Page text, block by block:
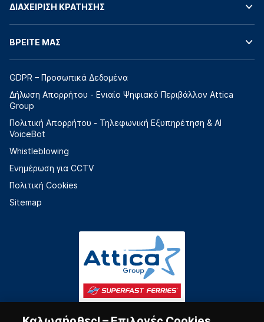
ΔΙΑΧΕΙΡΙΣΗ ΚΡΑΤΗΣΗΣ
ΒΡΕΙΤΕ ΜΑΣ
GDPR – Προσωπικά Δεδομένα
Δήλωση Απορρήτου - Ενιαίο Ψηφιακό Περιβάλλον Attica
Group
Πολιτική Απορρήτου - Τηλεφωνική Εξυπηρέτηση & AI
VoiceBot
Whistleblowing
Ενημέρωση για CCTV
Πολιτική Cookies
Sitemap